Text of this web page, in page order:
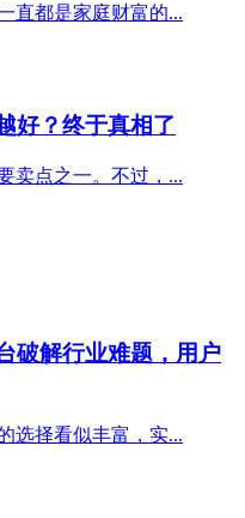
直都是家庭财富的...
好？终于真相了
卖点之一。不过，...
破解行业难题，用户
选择看似丰富，实...